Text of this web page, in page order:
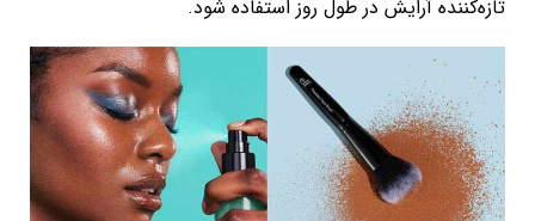
تازه‌کننده آرایش در طول روز استفاده شود.